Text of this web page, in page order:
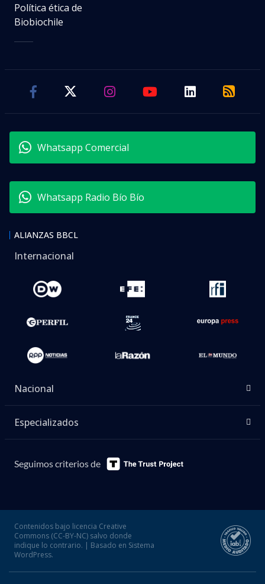
Política ética de
Biobiochile
Whatsapp Comercial
Whatsapp Radio Bío Bío
ALIANZAS BBCL
Internacional
Nacional
Especializados
Seguimos criterios de
Contenidos bajo licencia Creative
Commons (CC-BY-NC) salvo donde
indique lo contrario. | Basado en Sistema
WordPress.